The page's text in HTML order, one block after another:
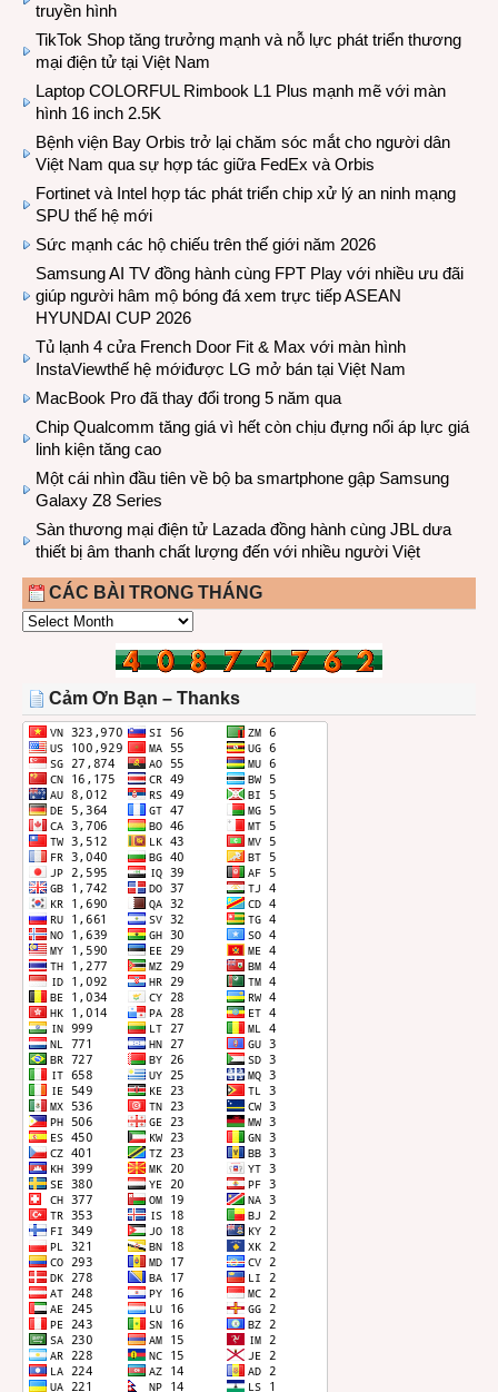
truyền hình
TikTok Shop tăng trưởng mạnh và nỗ lực phát triển thương
mại điện tử tại Việt Nam
Laptop COLORFUL Rimbook L1 Plus mạnh mẽ với màn
hình 16 inch 2.5K
Bệnh viện Bay Orbis trở lại chăm sóc mắt cho người dân
Việt Nam qua sự hợp tác giữa FedEx và Orbis
Fortinet và Intel hợp tác phát triển chip xử lý an ninh mạng
SPU thế hệ mới
Sức mạnh các hộ chiếu trên thế giới năm 2026
Samsung AI TV đồng hành cùng FPT Play với nhiều ưu đãi
giúp người hâm mộ bóng đá xem trực tiếp ASEAN
HYUNDAI CUP 2026
Tủ lạnh 4 cửa French Door Fit & Max với màn hình
InstaViewthế hệ mớiđược LG mở bán tại Việt Nam
MacBook Pro đã thay đổi trong 5 năm qua
Chip Qualcomm tăng giá vì hết còn chịu đựng nổi áp lực giá
linh kiện tăng cao
Một cái nhìn đầu tiên về bộ ba smartphone gập Samsung
Galaxy Z8 Series
Sàn thương mại điện tử Lazada đồng hành cùng JBL dưa
thiết bị âm thanh chất lượng đến với nhiều người Việt
CÁC BÀI TRONG THÁNG
CÁC
THÁNG
Cảm Ơn Bạn – Thanks